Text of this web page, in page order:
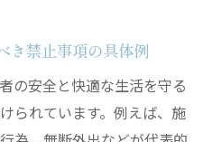
グループホームの工夫と
個別対応や日常サポー
き禁止事項の具体例
の安全と快適な生活を守る
られています。例えば、施